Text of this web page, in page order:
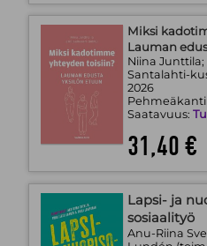
Miksi
Lauman
Niina Junttila;
Santalahti-
2026
Saatavuus:
31,40 €
Lapsi- ja
sosiaalityö
Anu-Riina